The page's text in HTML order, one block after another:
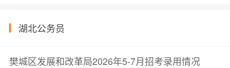
湖北公务员
樊城区发展和改革局2026年5-7月招考录用情况